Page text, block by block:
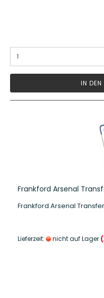
IN DEN
Frankford Arsenal
Frankford Arsenal
Lieferzeit: nicht auf Lager